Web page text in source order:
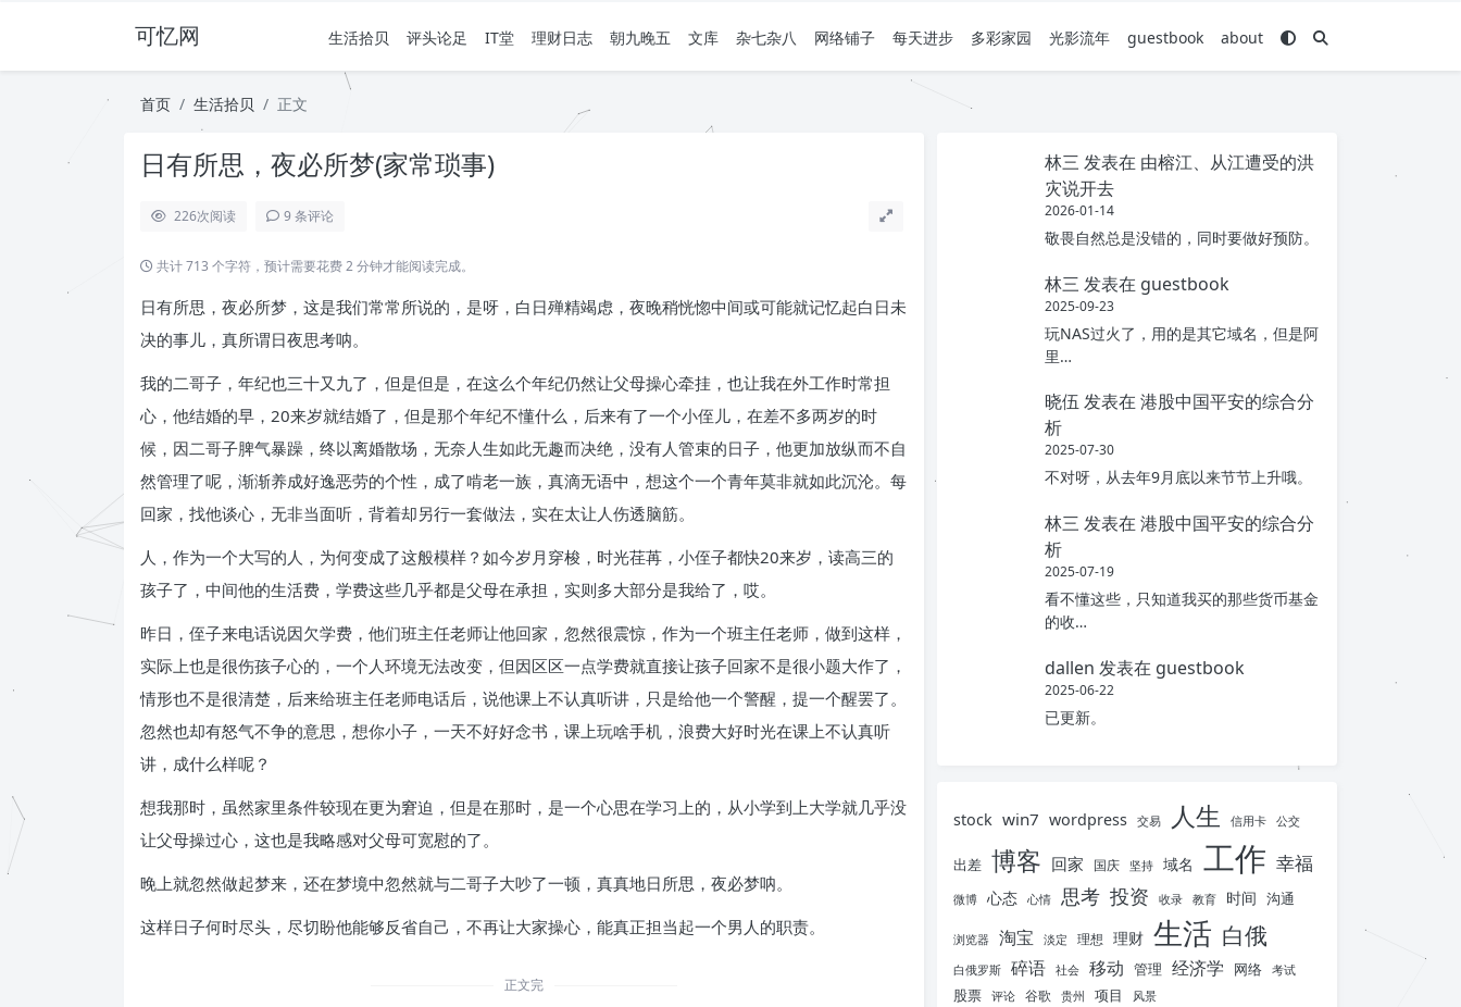
可忆网 生活拾贝 评头论足 IT堂 理财日志 朝九晚五 文库 杂七杂八 网络铺子 每天进步 多彩家园 光影流年 guestbook about
首页 生活拾贝 正文
日有所思，夜必所梦(家常琐事)
226次阅读 9 条评论
共计 713 个字符，预计需要花费 2 分钟才能阅读完成。
日有所思，夜必所梦，这是我们常常所说的，是呀，白日殚精竭虑，夜晚稍恍惚中间或可能就记忆起白日未
决的事儿，真所谓日夜思考呐。
我的二哥子，年纪也三十又九了，但是但是，在这么个年纪仍然让父母操心牵挂，也让我在外工作时常担
心，他结婚的早，20来岁就结婚了，但是那个年纪不懂什么，后来有了一个小侄儿，在差不多两岁的时
候，因二哥子脾气暴躁，终以离婚散场，无奈人生如此无趣而决绝，没有人管束的日子，他更加放纵而不自
然管理了呢，渐渐养成好逸恶劳的个性，成了啃老一族，真滴无语中，想这个一个青年莫非就如此沉沦。每
回家，找他谈心，无非当面听，背着却另行一套做法，实在太让人伤透脑筋。
人，作为一个大写的人，为何变成了这般模样？如今岁月穿梭，时光荏苒，小侄子都快20来岁，读高三的
孩子了，中间他的生活费，学费这些几乎都是父母在承担，实则多大部分是我给了，哎。
昨日，侄子来电话说因欠学费，他们班主任老师让他回家，忽然很震惊，作为一个班主任老师，做到这样，
实际上也是很伤孩子心的，一个人环境无法改变，但因区区一点学费就直接让孩子回家不是很小题大作了，
情形也不是很清楚，后来给班主任老师电话后，说他课上不认真听讲，只是给他一个警醒，提一个醒罢了。
忽然也却有怒气不争的意思，想你小子，一天不好好念书，课上玩啥手机，浪费大好时光在课上不认真听
讲，成什么样呢？
想我那时，虽然家里条件较现在更为窘迫，但是在那时，是一个心思在学习上的，从小学到上大学就几乎没
让父母操过心，这也是我略感对父母可宽慰的了。
晚上就忽然做起梦来，还在梦境中忽然就与二哥子大吵了一顿，真真地日所思，夜必梦呐。
这样日子何时尽头，尽切盼他能够反省自己，不再让大家操心，能真正担当起一个男人的职责。
正文完
林三 发表在 由榕江、从江遭受的洪
灾说开去
2026-01-14
敬畏自然总是没错的，同时要做好预防。
林三 发表在 guestbook
2025-09-23
玩NAS过火了，用的是其它域名，但是阿
里…
晓伍 发表在 港股中国平安的综合分
析
2025-07-30
不对呀，从去年9月底以来节节上升哦。
林三 发表在 港股中国平安的综合分
析
2025-07-19
看不懂这些，只知道我买的那些货币基金
的收…
dallen 发表在 guestbook
2025-06-22
已更新。
stock win7 wordpress 交易 人生 信用卡 公交
出差 博客 回家 国庆 坚持 域名 工作 幸福
微博 心态 心情 思考 投资 收录 教育 时间 沟通
浏览器 淘宝 淡定 理想 理财 生活 白俄
白俄罗斯 碎语 社会 移动 管理 经济学 网络 考试
股票 评论 谷歌 贵州 项目 风景